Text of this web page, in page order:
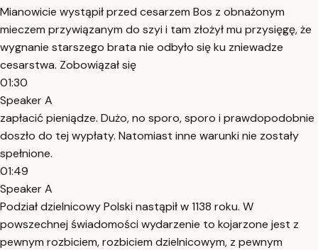
Mianowicie wystąpił przed cesarzem Bos z obnażonym
mieczem przywiązanym do szyi i tam złożył mu przysięgę, że
wygnanie starszego brata nie odbyło się ku zniewadze
cesarstwa. Zobowiązał się
01:30
Speaker A
zapłacić pieniądze. Dużo, no sporo, sporo i prawdopodobnie
doszło do tej wypłaty. Natomiast inne warunki nie zostały
spełnione.
01:49
Speaker A
Podział dzielnicowy Polski nastąpił w 1138 roku. W
powszechnej świadomości wydarzenie to kojarzone jest z
pewnym rozbiciem, rozbiciem dzielnicowym, z pewnym